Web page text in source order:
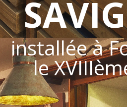
installée à
le